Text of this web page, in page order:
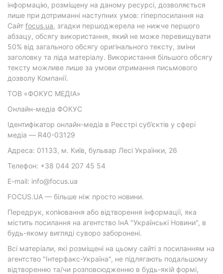
інформацію, розміщену на даному ресурсі, дозволяється
лише при дотриманні наступних умов: гіперпосилання на
Cайт focus.ua, згадки першоджерела не нижче першого
абзацу, обсягу використання, який не може перевищувати
50% від загального обсягу оригінального тексту, зміни
заголовку та ліда матеріалу. Використання більшого обсягу
тексту можливе лише за умови отримання письмового
дозволу Компанії.
ТОВ «ФОКУС МЕДІА»
Онлайн-медіа ФОКУС
Ідентифікатор онлайн-медіа в Реєстрі суб’єктів у сфері
медіа — R40-03129
Адреса: 01133, м. Київ, бульвар Лесі Українки, 26
Телефон: +38 044 207 45 54
E-mail: info@focus.ua
FOCUS.UA — більше ніж просто новини.
Передрук, копіювання або відтворення інформації, яка
містить посилання на агентство ІнА "Українські Новини", в
будь-якому вигляді суворо заборонені.
Всі матеріали, які розміщені на цьому сайті з посиланням на
агентство "Інтерфакс-Україна", не підлягають подальшому
відтворенню та/чи розповсюдженню в будь-якій формі,